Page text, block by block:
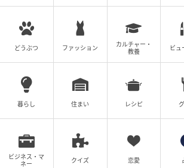
hair & make-up : MUTSUKI［Three
web edit : KIMIE WACHI
※画像・文章の無断転載はご遠慮くだ
どうぶつ ファッション
カルチャー・
教養
ビュ
暮らし 住まい レシピ
ビジネス・マ
ネー
クイズ 恋愛